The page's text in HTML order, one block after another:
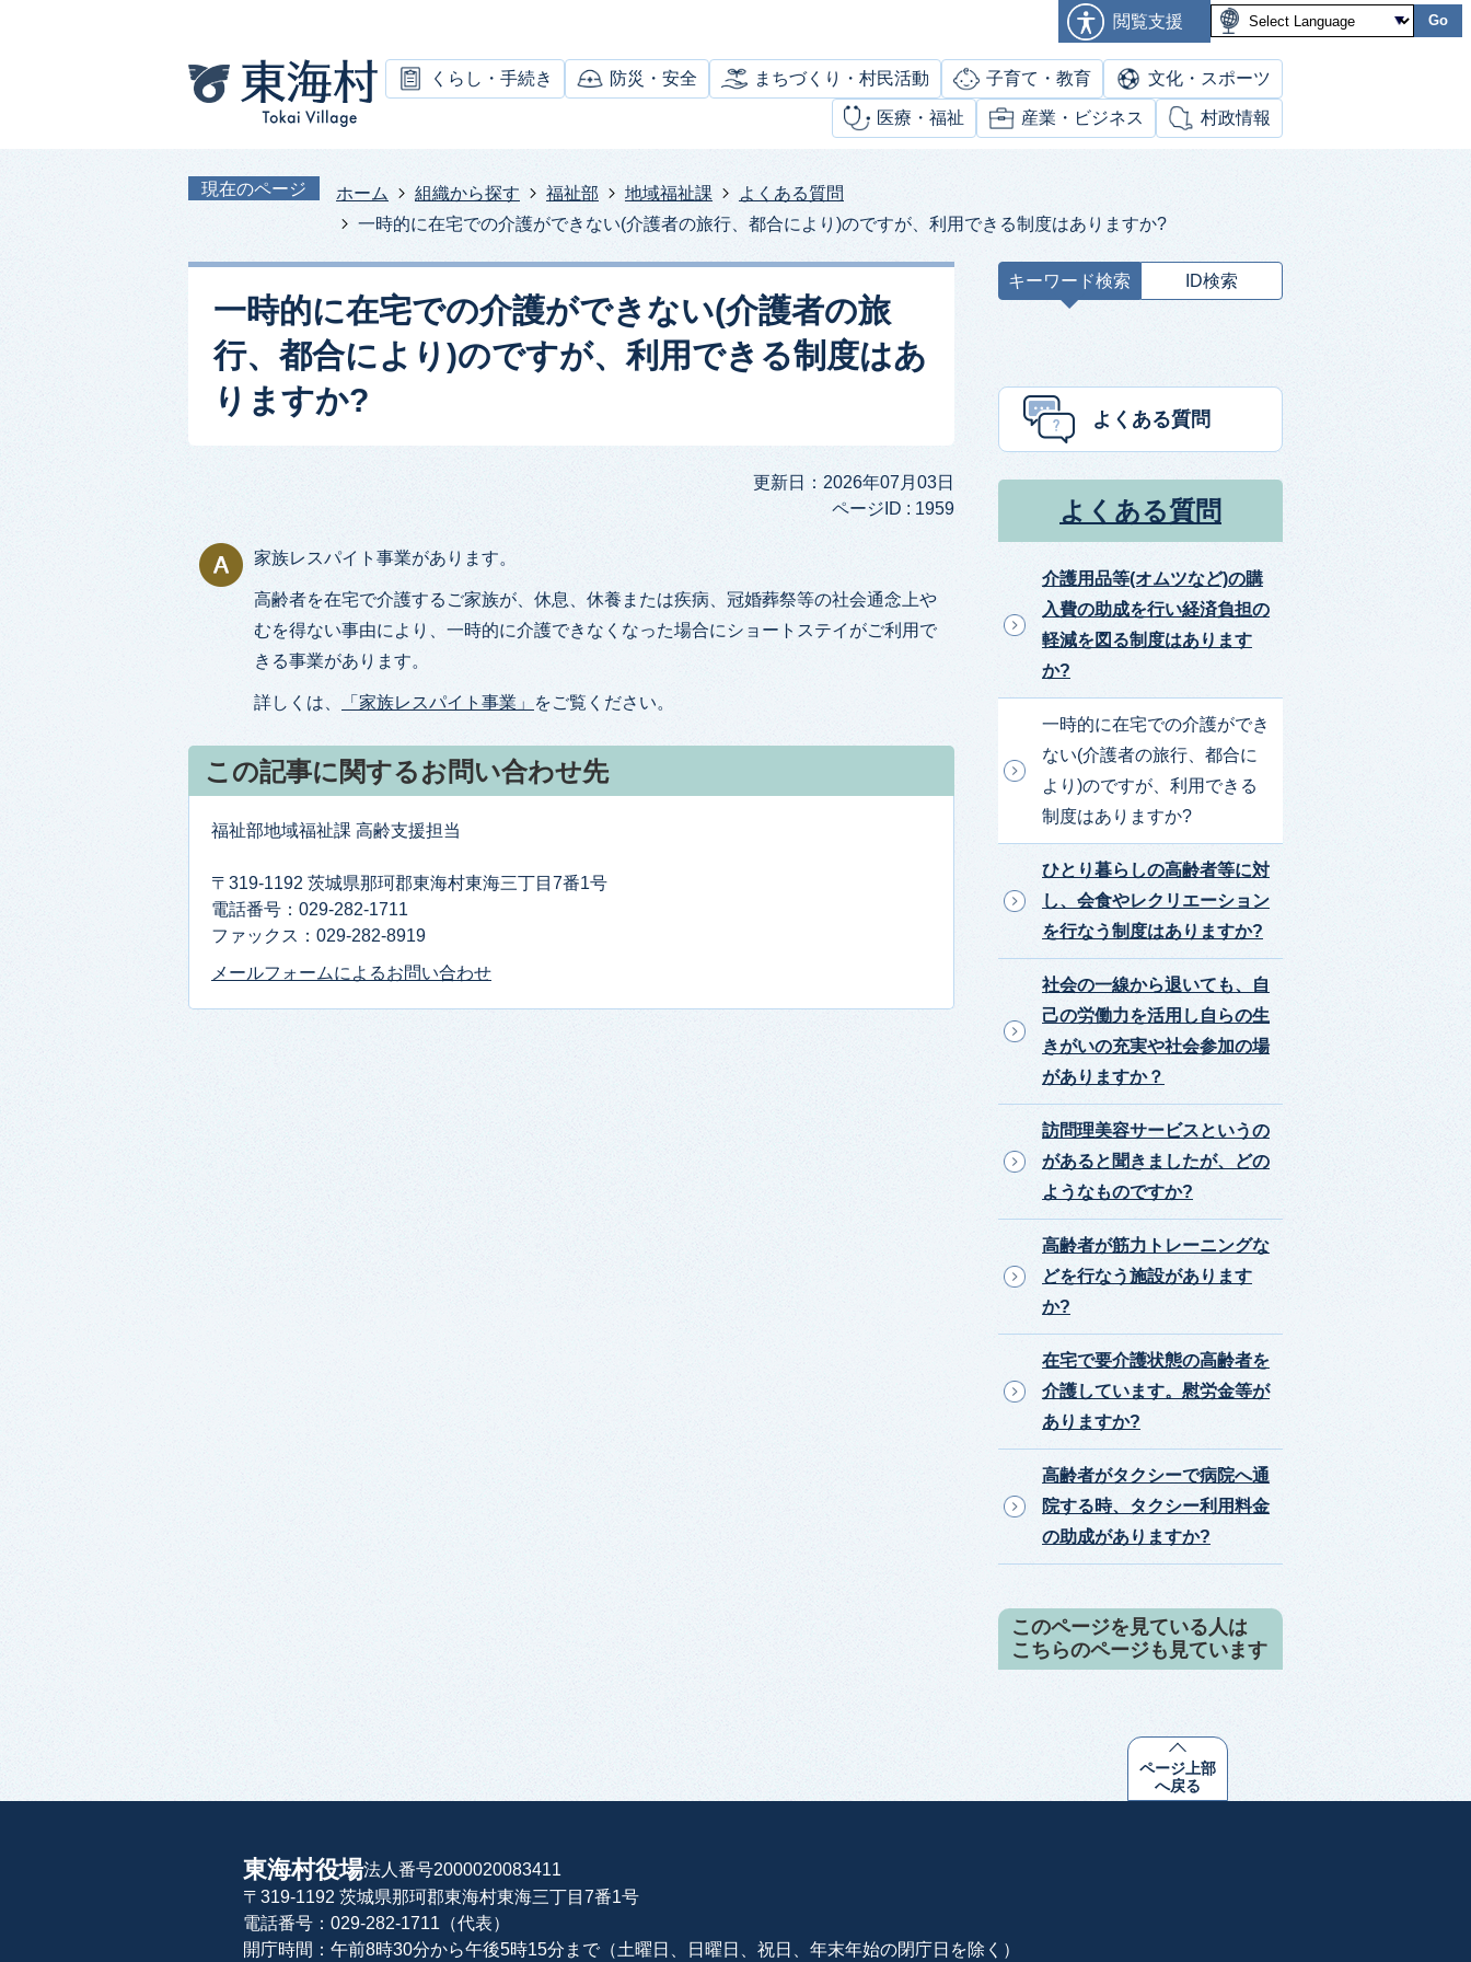
閲覧支援 Go
くらし・手続き 防災・安全 まちづくり・村民活動 子育て・教育 文化・スポーツ
医療・福祉 産業・ビジネス 村政情報
現在のページ ホーム 組織から探す 福祉部 地域福祉課
よくある質問
一時的に在宅での介護ができない(介護者の旅行、都合により)のですが、利用できる制度はありますか?
一時的に在宅での介護ができない(介護者の旅
行、都合により)のですが、利用できる制度はあ
りますか?
更新日：2026年07月03日
ページID : 1959
家族レスパイト事業があります。
高齢者を在宅で介護するご家族が、休息、休養または疾病、冠婚葬祭等の社会通念上や
むを得ない事由により、一時的に介護できなくなった場合にショートステイがご利用で
きる事業があります。
詳しくは、 「家族レスパイト事業」 をご覧ください。
この記事に関するお問い合わせ先
福祉部地域福祉課 高齢支援担当
〒319-1192 茨城県那珂郡東海村東海三丁目7番1号
電話番号：029-282-1711
ファックス：029-282-8919
メールフォームによるお問い合わせ
キーワード検索 ID検索
ー
よくある質問
よくある質問
介護用品等(オムツなど)の購
入費の助成を行い経済負担の
軽減を図る制度はあります
か?
一時的に在宅での介護ができ
ない(介護者の旅行、都合に
より)のですが、利用できる
制度はありますか?
ひとり暮らしの高齢者等に対
し、会食やレクリエーション
を行なう制度はありますか?
社会の一線から退いても、自
己の労働力を活用し自らの生
きがいの充実や社会参加の場
がありますか？
訪問理美容サービスというの
があると聞きましたが、どの
ようなものですか?
高齢者が筋力トレーニングな
どを行なう施設があります
か?
在宅で要介護状態の高齢者を
介護しています。慰労金等が
ありますか?
高齢者がタクシーで病院へ通
院する時、タクシー利用料金
の助成がありますか?
このページを見ている人は
こちらのページも見ています
ページ上部
へ戻る
東海村役場法人番号2000020083411
〒319-1192 茨城県那珂郡東海村東海三丁目7番1号
電話番号：029-282-1711（代表）
開庁時間：午前8時30分から午後5時15分まで（土曜日、日曜日、祝日、年末年始の閉庁日を除く）